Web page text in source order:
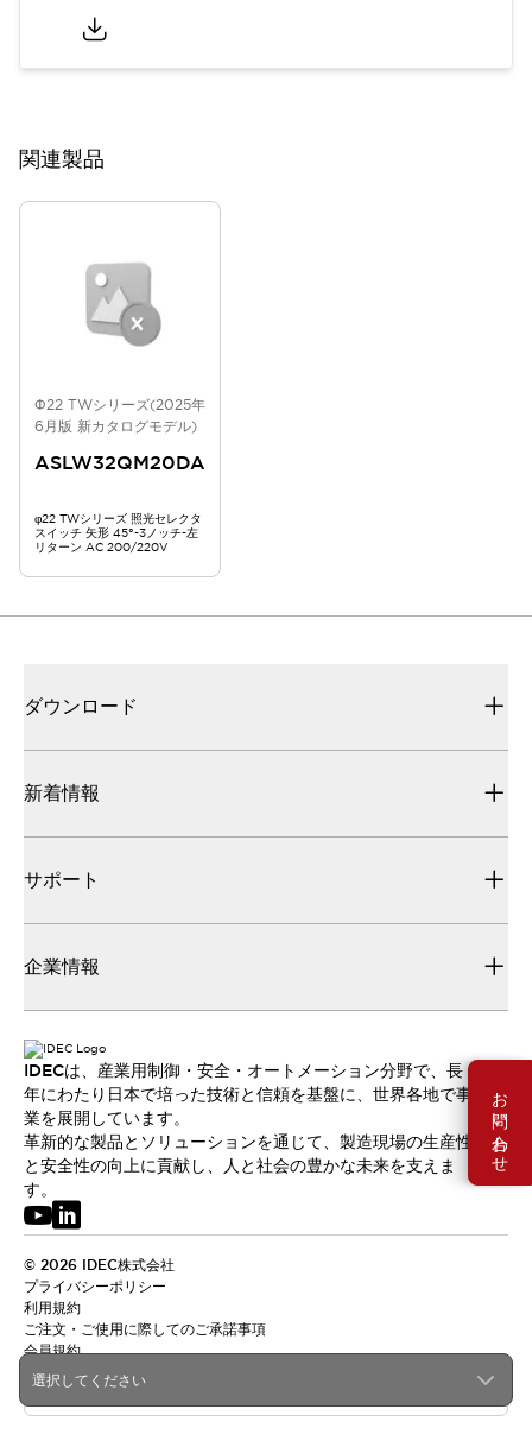
お問い合わせ
関連製品
Φ22 TWシリーズ(2025年
6月版 新カタログモデル)
ASLW32QM20DA
φ22 TWシリーズ 照光セレクタ
スイッチ 矢形 45°-3ノッチ-左
リターン AC 200/220V
選択してください
ダウンロード
新着情報
サポート
企業情報
IDECは、産業用制御・安全・オートメーション分野で、長
年にわたり日本で培った技術と信頼を基盤に、世界各地で事
業を展開しています。
革新的な製品とソリューションを通じて、製造現場の生産性
と安全性の向上に貢献し、人と社会の豊かな未来を支えま
す。
© 2026 IDEC株式会社
プライバシーポリシー
利用規約
ご注文・ご使用に際してのご承諾事項
会員規約
日本